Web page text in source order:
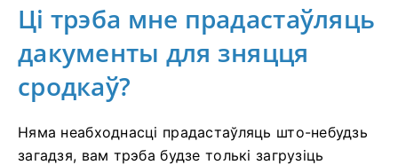
Ці трэба мне прадастаўляць
дакументы для зняцця
сродкаў?
Няма неабходнасці прадастаўляць што-небудзь
загадзя, вам трэба будзе толькі загрузіць